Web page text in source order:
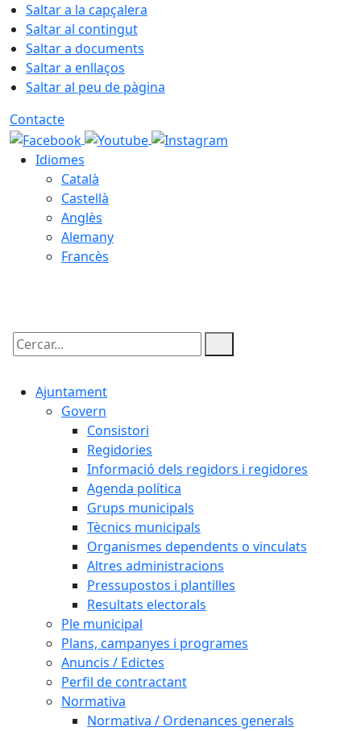
Saltar a la capçalera
Saltar al contingut
Saltar a documents
Saltar a enllaços
Saltar al peu de pàgina
Contacte
Idiomes
Català
Castellà
Anglès
Alemany
Francès
Cercar:
Ajuntament
Govern
Consistori
Regidories
Informació dels regidors i regidores
Agenda política
Grups municipals
Tècnics municipals
Organismes dependents o vinculats
Altres administracions
Pressupostos i plantilles
Resultats electorals
Ple municipal
Plans, campanyes i programes
Anuncis / Edictes
Perfil de contractant
Normativa
Normativa / Ordenances generals